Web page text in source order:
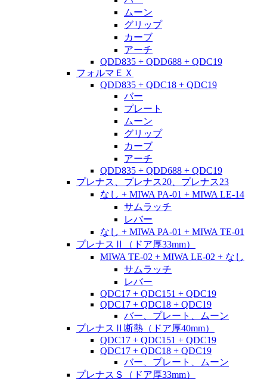
ムーン
グリップ
カーブ
アーチ
QDD835 + QDD688 + QDC19
フォルマＥＸ
QDD835 + QDC18 + QDC19
バー
プレート
ムーン
グリップ
カーブ
アーチ
QDD835 + QDD688 + QDC19
プレナス、プレナス20、プレナス23
なし + MIWA PA-01 + MIWA LE-14
サムラッチ
レバー
なし + MIWA PA-01 + MIWA TE-01
プレナスⅡ（ドア厚33mm）
MIWA TE-02 + MIWA LE-02 + なし
サムラッチ
レバー
QDC17 + QDC151 + QDC19
QDC17 + QDC18 + QDC19
バー、プレート、ムーン
プレナスⅡ断熱（ドア厚40mm）
QDC17 + QDC151 + QDC19
QDC17 + QDC18 + QDC19
バー、プレート、ムーン
プレナスＳ（ドア厚33mm）